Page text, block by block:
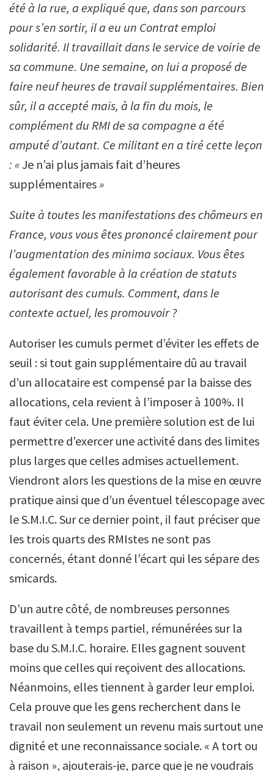
été à la rue, a expliqué que, dans son parcours
pour s’en sortir, il a eu un Contrat emploi
solidarité. Il travaillait dans le service de voirie de
sa commune. Une semaine, on lui a proposé de
faire neuf heures de travail supplémentaires. Bien
sûr, il a accepté mais, à la fin du mois, le
complément du RMI de sa compagne a été
amputé d’autant. Ce militant en a tiré cette leçon
: «Je n’ai plus jamais fait d’heures
supplémentaires»
Suite à toutes les manifestations des chômeurs en
France, vous vous êtes prononcé clairement pour
l’augmentation des minima sociaux. Vous êtes
également favorable à la création de statuts
autorisant des cumuls. Comment, dans le
contexte actuel, les promouvoir ?
Autoriser les cumuls permet d’éviter les effets de
seuil : si tout gain supplémentaire dû au travail
d’un allocataire est compensé par la baisse des
allocations, cela revient à l’imposer à 100%. Il
faut éviter cela. Une première solution est de lui
permettre d’exercer une activité dans des limites
plus larges que celles admises actuellement.
Viendront alors les questions de la mise en œuvre
pratique ainsi que d’un éventuel télescopage avec
le S.M.I.C. Sur ce dernier point, il faut préciser que
les trois quarts des RMIstes ne sont pas
concernés, étant donné l’écart qui les sépare des
smicards.
D’un autre côté, de nombreuses personnes
travaillent à temps partiel, rémunérées sur la
base du S.M.I.C. horaire. Elles gagnent souvent
moins que celles qui reçoivent des allocations.
Néanmoins, elles tiennent à garder leur emploi.
Cela prouve que les gens recherchent dans le
travail non seulement un revenu mais surtout une
dignité et une reconnaissance sociale. « A tort ou
à raison », ajouterais-je, parce que je ne voudrais